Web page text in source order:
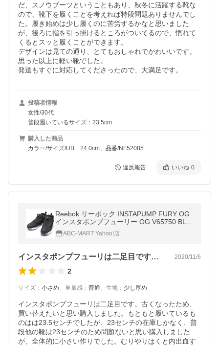
だ、スノウブーツということもあり、秋冬に活躍する靴な
ので、靴下を履くことを考えれば特段問題ありませんでし
た。履き始めは少し履くのに苦労するかなと思いました
が、後ろに指を引っ掛けるところがついてるので、慣れて
くるとスッと履くことができます。
デザインは見ての通り、とてもおしゃれでかわいいです。
思った以上に軽い靴でした。
発送もすぐに対応してくださったので、大満足です。
投稿者情報
女性/30代
普段履いているサイズ：23.5cm
購入した商品
カラー/サイズ/UB 24.0cm、品番/NF52085
違反報告 いいね 0
Reebok リーボック INSTAPUMP FURY OG
インスタポンプフューリー OG V65750 BLA
CK/WHITE
ABC-MART Yahoo!店
インスタポンプフューリは二足目です。古… 2020/11/6
2
サイズ ： 小さめ、 重量感 ： 普通、 生地 ： 少し厚め
インスタポンプフューリは二足目です。古くなったため、
買い替えたいと思い購入しました。もともと履いているも
のはは23.5センチでしたが、23センチの在庫しかなく、普
段他の靴は23センチのため問題ないと思い購入しました
が、全体的に小さい作りでした。むりやりはくと内出血す